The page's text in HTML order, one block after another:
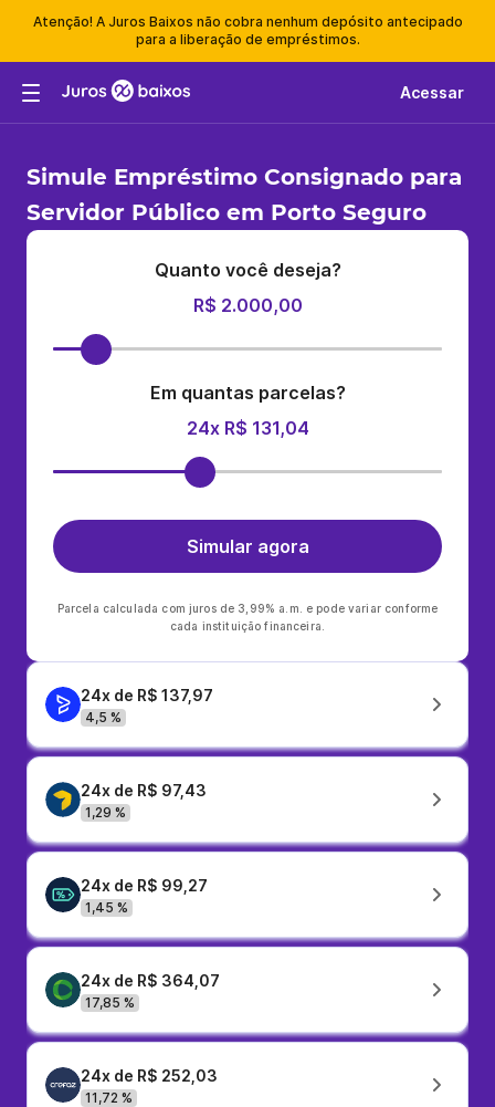
Atenção! A Juros Baixos não cobra nenhum depósito antecipado
para a liberação de empréstimos.
Acessar
Simule Empréstimo Consignado para
Servidor Público em Porto Seguro
Quanto você deseja?
R$ 2.000,00
Em quantas parcelas?
24x R$ 131,04
Simular agora
Parcela calculada com juros de 3,99% a.m. e pode variar conforme
cada instituição financeira.
24x de R$ 137,97
4,5 %
24x de R$ 97,43
1,29 %
24x de R$ 99,27
1,45 %
24x de R$ 364,07
17,85 %
24x de R$ 252,03
11,72 %